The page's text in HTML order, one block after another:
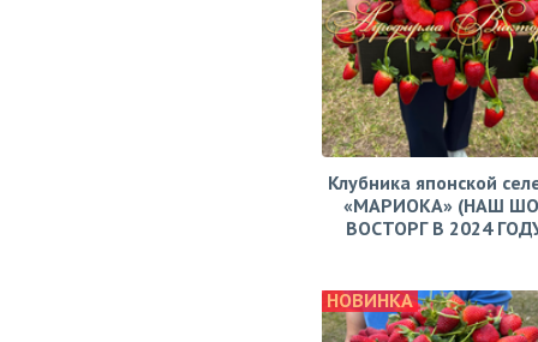
Клубника японской
«МАРИОКА» (НАШ
ВОСТОРГ В 2024
НОВИНКА